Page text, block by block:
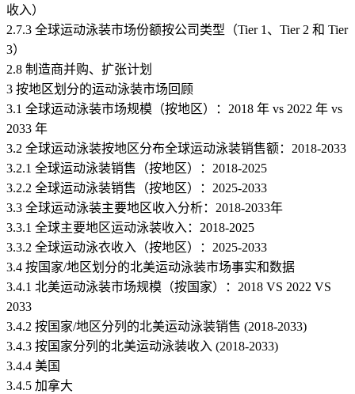
收入）
2.7.3 全球运动泳装市场份额按公司类型（Tier 1、Tier 2 和 Tier
3）
2.8 制造商并购、扩张计划
3 按地区划分的运动泳装市场回顾
3.1 全球运动泳装市场规模（按地区）：2018 年 vs 2022 年 vs
2033 年
3.2 全球运动泳装按地区分布全球运动泳装销售额：2018-2033
3.2.1 全球运动泳装销售（按地区）：2018-2025
3.2.2 全球运动泳装销售（按地区）：2025-2033
3.3 全球运动泳装主要地区收入分析：2018-2033年
3.3.1 全球主要地区运动泳装收入：2018-2025
3.3.2 全球运动泳衣收入（按地区）：2025-2033
3.4 按国家/地区划分的北美运动泳装市场事实和数据
3.4.1 北美运动泳装市场规模（按国家）：2018 VS 2022 VS
2033
3.4.2 按国家/地区分列的北美运动泳装销售 (2018-2033)
3.4.3 按国家分列的北美运动泳装收入 (2018-2033)
3.4.4 美国
3.4.5 加拿大